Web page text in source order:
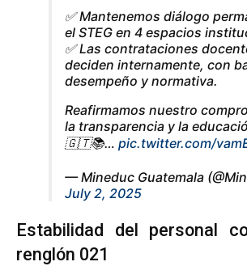
✅ Mantenemos diálogo
el STEG en 4 espacios
✅ Las contrataciones
deciden internamente, con
desempeño y normativa.
Reafirmamos nuestro
la transparencia y la
🇬🇹📚… pic.twitter.com/
— Mineduc Guatemala
July 2, 2025
Estabilidad del personal
renglón 021